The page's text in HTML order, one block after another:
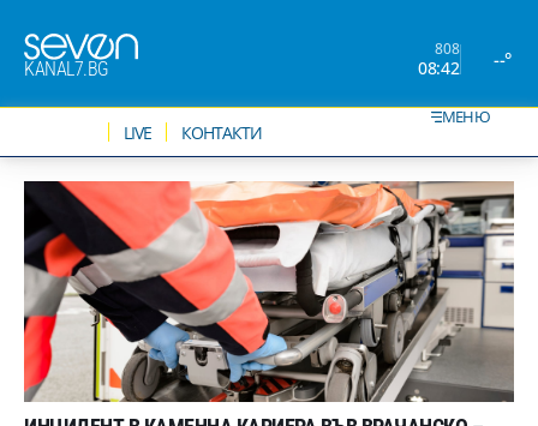
KANAL7.BG
808
08:42 --°
LIVE КОНТАКТИ
МЕНЮ